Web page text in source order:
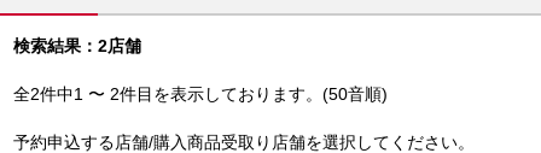
検索結果：2店舗
全2件中1 〜 2件目を表示しております。(50音順)
予約申込する店舗/購入商品受取り店舗を選択してください。